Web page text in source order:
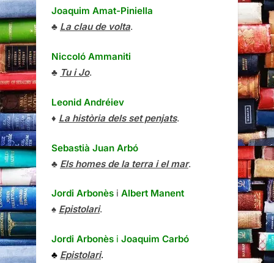
Joaquim Amat-Piniella
♣ La clau de volta.
Niccoló Ammaniti
♣ Tu i Jo.
Leonid Andréiev
♦ La història dels set penjats.
Sebastià Juan Arbó
♣ Els homes de la terra i el mar.
Jordi Arbonès i Albert Manent
♠ Epistolari.
Jordi Arbonès i Joaquim Carbó
♣ Epistolari.